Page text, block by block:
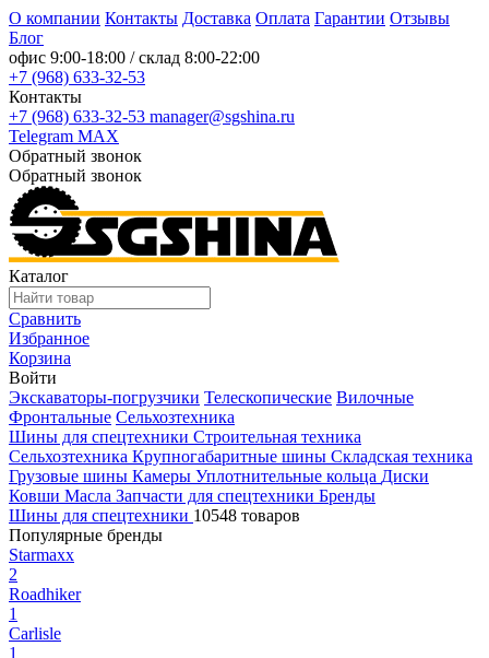
О компании Контакты Доставка Оплата Гарантии Отзывы
Блог
офис 9:00-18:00 / склад 8:00-22:00
+7 (968) 633-32-53
Контакты
+7 (968) 633-32-53 manager@sgshina.ru
Telegram MAX
Обратный звонок
Обратный звонок
Каталог
Сравнить
Избранное
Корзина
Войти
Экскаваторы-погрузчики Телескопические Вилочные
Фронтальные Сельхозтехника
Шины для спецтехники Строительная техника
Сельхозтехника Крупногабаритные шины Складская техника
Грузовые шины Камеры Уплотнительные кольца Диски
Ковши Масла Запчасти для спецтехники Бренды
Шины для спецтехники 10548 товаров
Популярные бренды
Starmaxx
2
Roadhiker
1
Carlisle
1